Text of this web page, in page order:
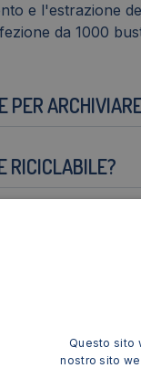
e l'estrazione
da 1000
PER
RICICLABILE?
Questo sito
nostro sito